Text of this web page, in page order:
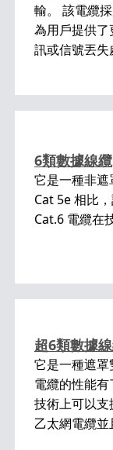
輸。 該電纜
為用戶提供
訊或信號丟
6類數據線纜
它是一種非
Cat 5e 相比
Cat.6 電纜在
超6類數據
它是一種遮罩
電纜的性能
技術上可以
乙太網電纜